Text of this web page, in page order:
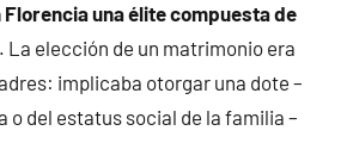
una élite compuesta de
. La elección de un matrimonio era
implicaba otorgar una dote –
o del estatus social de la familia –